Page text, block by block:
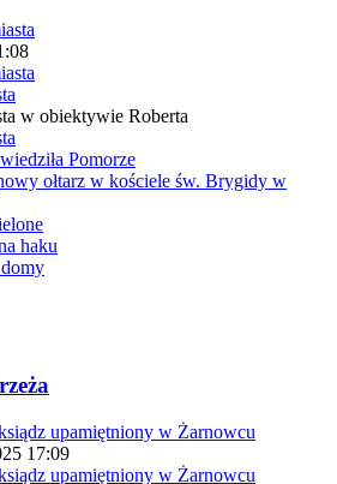
w obiektywie Roberta
Pomorze
ołtarz w kościele św. Brygidy w
haku
17:09